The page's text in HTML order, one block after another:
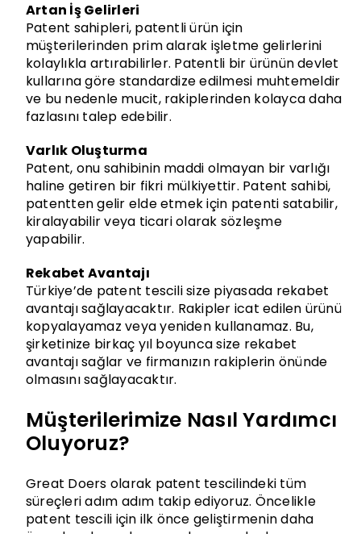
Artan İş Gelirleri
Patent sahipleri, patentli ürün için
müşterilerinden prim alarak işletme gelirlerini
kolaylıkla artırabilirler. Patentli bir ürünün devlet
kullarına göre standardize edilmesi muhtemeldir
ve bu nedenle mucit, rakiplerinden kolayca daha
fazlasını talep edebilir.
Varlık Oluşturma
Patent, onu sahibinin maddi olmayan bir varlığı
haline getiren bir fikri mülkiyettir. Patent sahibi,
patentten gelir elde etmek için patenti satabilir,
kiralayabilir veya ticari olarak sözleşme
yapabilir.
Rekabet Avantajı
Türkiye’de patent tescili size piyasada rekabet
avantajı sağlayacaktır. Rakipler icat edilen ürünü
kopyalayamaz veya yeniden kullanamaz. Bu,
şirketinize birkaç yıl boyunca size rekabet
avantajı sağlar ve firmanızın rakiplerin önünde
olmasını sağlayacaktır.
Müşterilerimize Nasıl Yardımcı
Oluyoruz?
Great Doers olarak patent tescilindeki tüm
süreçleri adım adım takip ediyoruz. Öncelikle
patent tescili için ilk önce geliştirmenin daha